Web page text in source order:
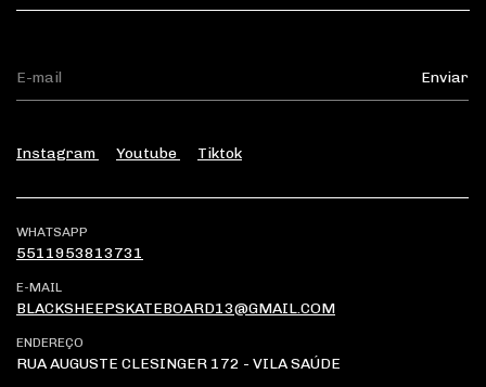
Instagram Youtube Tiktok
WHATSAPP
5511953813731
E-MAIL
BLACKSHEEPSKATEBOARD13@GMAIL.COM
ENDEREÇO
RUA AUGUSTE CLESINGER 172 - VILA SAÚDE